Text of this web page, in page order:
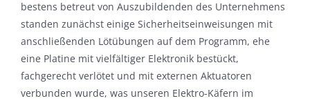
bestens betreut von Auszubildenden des Unternehmens
standen zunächst einige Sicherheitseinweisungen mit
anschließenden Lötübungen auf dem Programm, ehe
eine Platine mit vielfältiger Elektronik bestückt,
fachgerecht verlötet und mit externen Aktuatoren
verbunden wurde, was unseren Elektro-Käfern im